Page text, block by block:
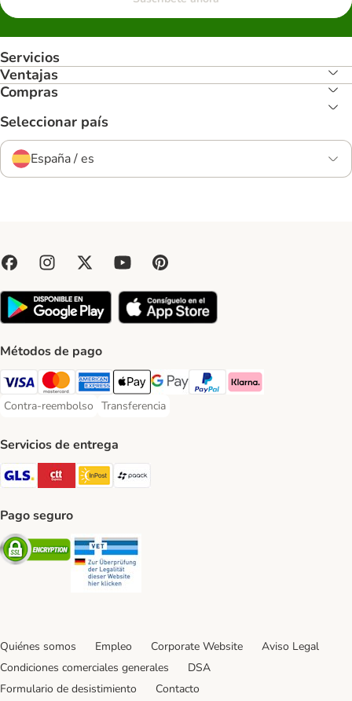
Servicios
Ventajas
Compras
Seleccionar país
España / es
Métodos de pago
Visa Payment Method
Mastercard Payment Method
American Express Payment Method
Apple Pay Payment Method
Google Pay Payment Method
PayPal Payment Method
Klarna Payment Method
Contra-reembolso
Contra-reembolso Payment Method
Transferencia
Transferencia Payment Method
Servicios de entrega
GLS Shipping Method
CTTExpress Shipping Method
InPost Shipping Method
paack Shipping Method
Pago seguro
Security
Quiénes somos Empleo Corporate Website
Aviso Legal
Condiciones comerciales generales
DSA
Formulario de desistimiento
Contacto